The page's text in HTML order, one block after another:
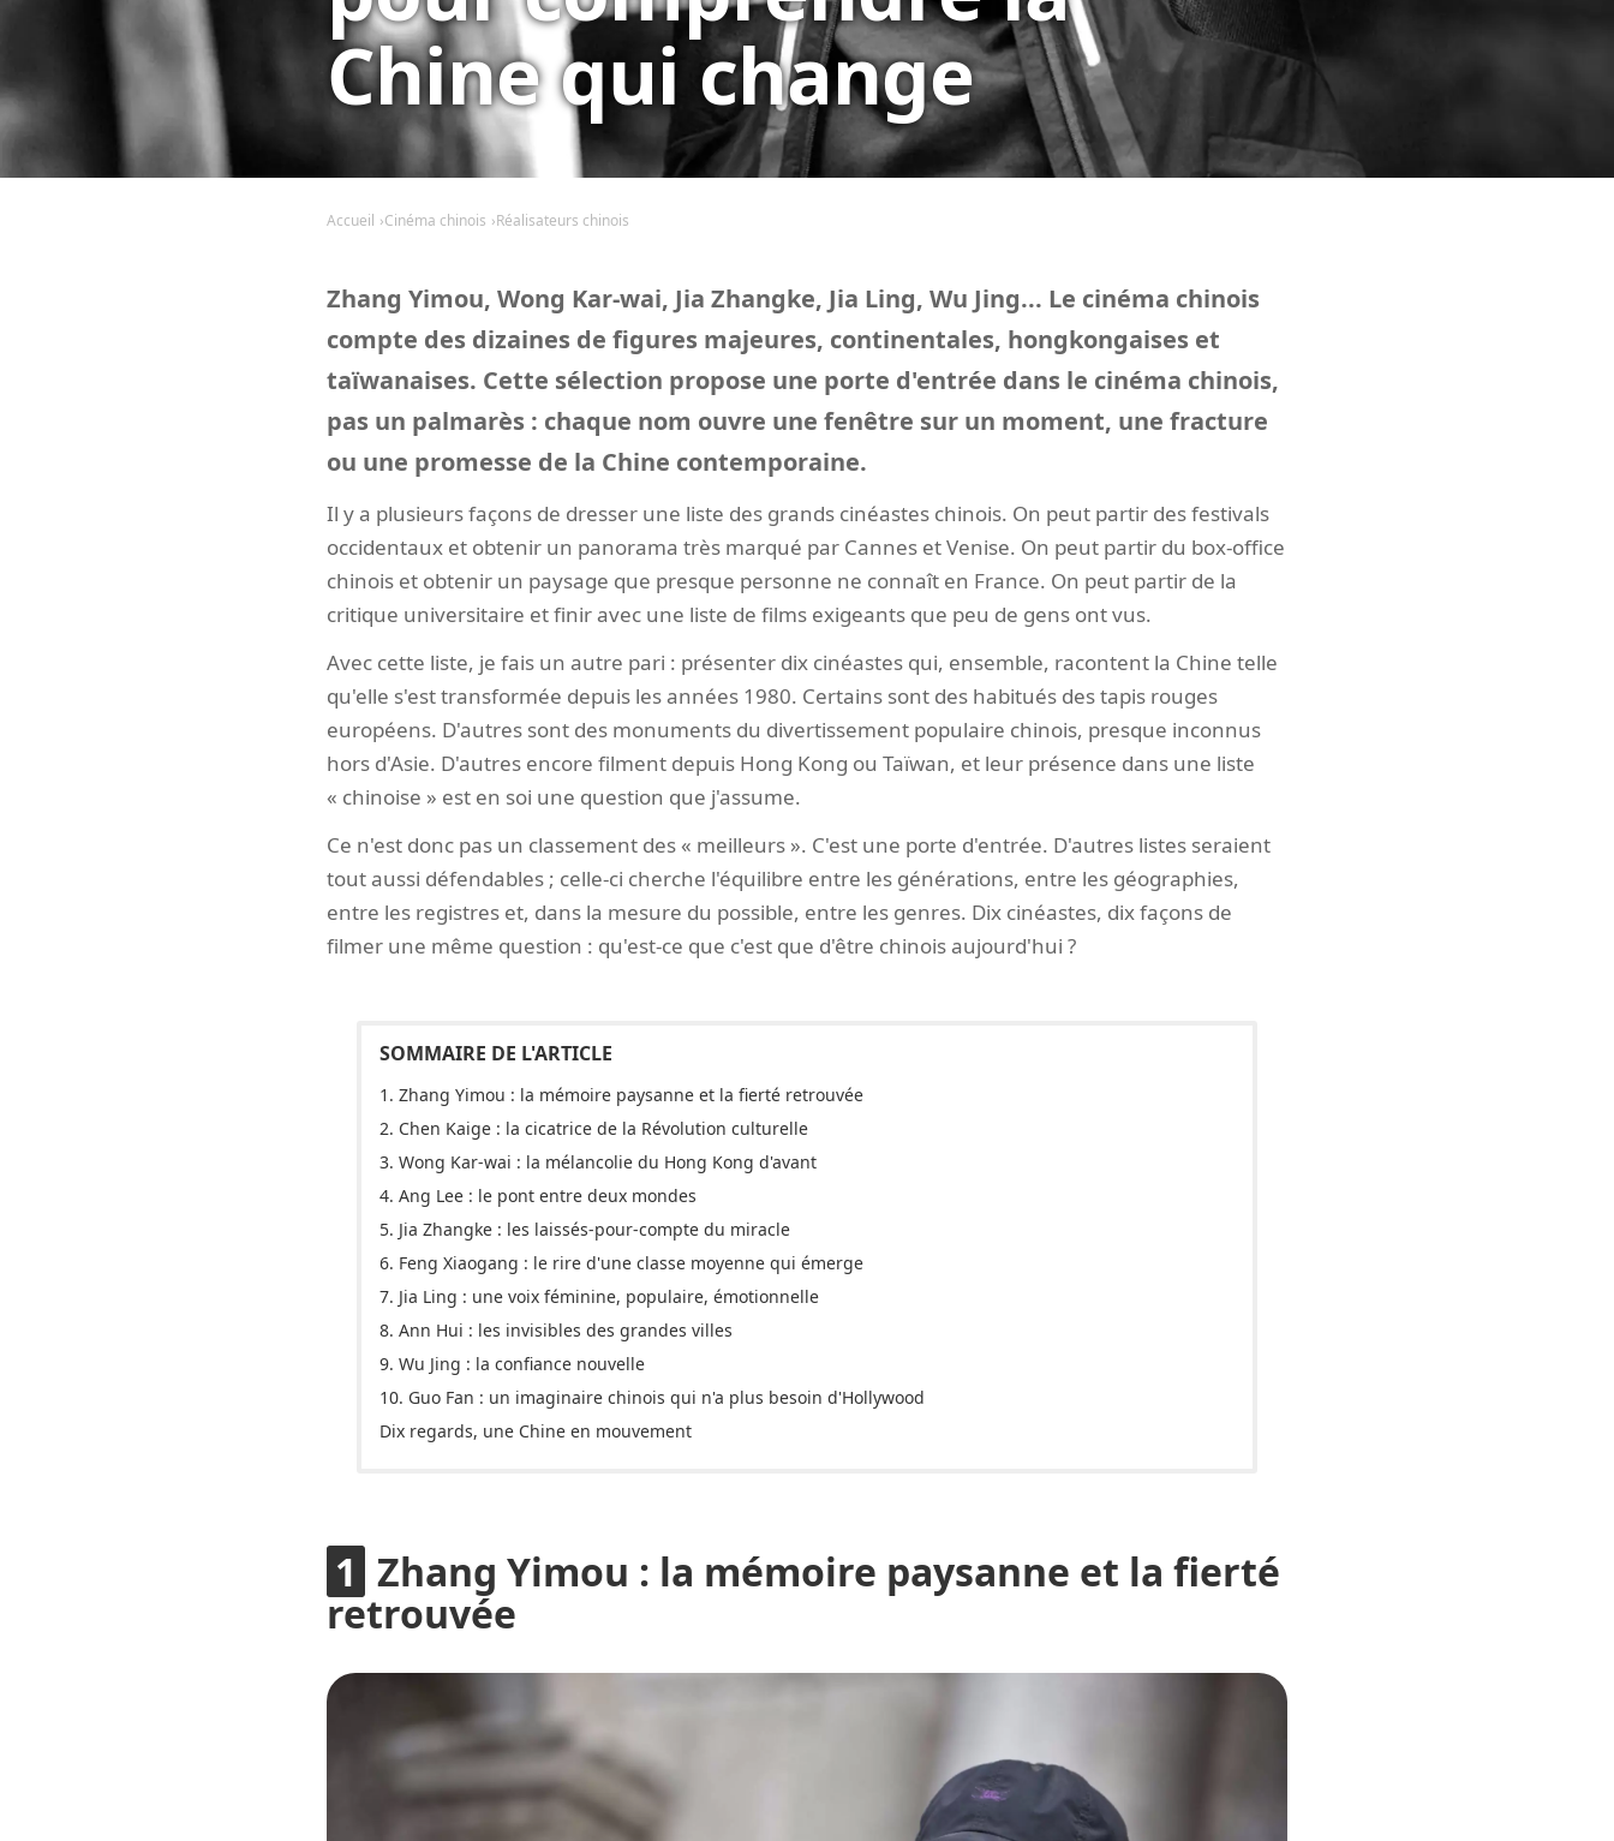
Chine qui change
Accueil Cinéma chinois Réalisateurs chinois
Zhang Yimou, Wong Kar-wai, Jia Zhangke, Jia Ling, Wu Jing... Le cinéma chinois
compte des dizaines de figures majeures, continentales, hongkongaises et
taïwanaises. Cette sélection propose une porte d'entrée dans le cinéma chinois,
pas un palmarès : chaque nom ouvre une fenêtre sur un moment, une fracture
ou une promesse de la Chine contemporaine.
Il y a plusieurs façons de dresser une liste des grands cinéastes chinois. On peut partir des festivals
occidentaux et obtenir un panorama très marqué par Cannes et Venise. On peut partir du box-office
chinois et obtenir un paysage que presque personne ne connaît en France. On peut partir de la
critique universitaire et finir avec une liste de films exigeants que peu de gens ont vus.
Avec cette liste, je fais un autre pari : présenter dix cinéastes qui, ensemble, racontent la Chine telle
qu'elle s'est transformée depuis les années 1980. Certains sont des habitués des tapis rouges
européens. D'autres sont des monuments du divertissement populaire chinois, presque inconnus
hors d'Asie. D'autres encore filment depuis Hong Kong ou Taïwan, et leur présence dans une liste
« chinoise » est en soi une question que j'assume.
Ce n'est donc pas un classement des « meilleurs ». C'est une porte d'entrée. D'autres listes seraient
tout aussi défendables ; celle-ci cherche l'équilibre entre les générations, entre les géographies,
entre les registres et, dans la mesure du possible, entre les genres. Dix cinéastes, dix façons de
filmer une même question : qu'est-ce que c'est que d'être chinois aujourd'hui ?
1. Zhang Yimou : la mémoire paysanne et la fierté retrouvée
2. Chen Kaige : la cicatrice de la Révolution culturelle
3. Wong Kar-wai : la mélancolie du Hong Kong d'avant
4. Ang Lee : le pont entre deux mondes
5. Jia Zhangke : les laissés-pour-compte du miracle
6. Feng Xiaogang : le rire d'une classe moyenne qui émerge
7. Jia Ling : une voix féminine, populaire, émotionnelle
8. Ann Hui : les invisibles des grandes villes
9. Wu Jing : la confiance nouvelle
10. Guo Fan : un imaginaire chinois qui n'a plus besoin d'Hollywood
Dix regards, une Chine en mouvement
Zhang Yimou : la mémoire paysanne et la fierté
retrouvée